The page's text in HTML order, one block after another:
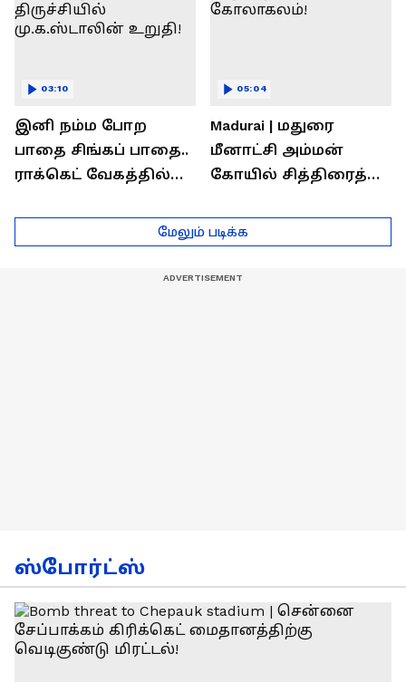
இனி நம்ம போற
பாதை சிங்கப் பாதை..
ராக்கெட் வேகத்தில்
திருச்சியில்
மு.க.ஸ்டாலின் உறுதி!
03:10
Madurai | மதுரை
மீனாட்சி அம்மன்
கோயில் சித்திரைத்
கோலாகலம்!
05:04
மேலும் படிக்க
ஸ்போர்ட்ஸ்